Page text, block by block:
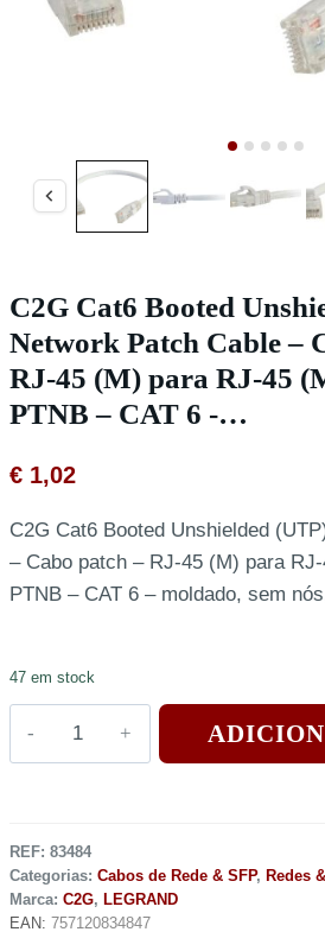
C2G Cat6 Booted
Network Patch Cable –
RJ-45 (M) para RJ-45
PTNB – CAT 6 -…
€ 1,02
C2G Cat6 Booted Unshielded
– Cabo patch – RJ-45 (M) para
PTNB – CAT 6 – moldado, sem
47 em stock
REF: 83484
Categorias: Cabos de Rede & SFP, Redes
Marca: C2G, LEGRAND
EAN: 757120834847